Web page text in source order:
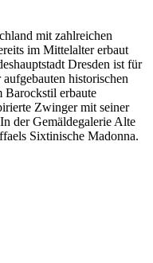
mit zahlreichen
im Mittelalter erbaut
Dresden ist für
historischen
Barockstil erbaute
Zwinger mit seiner
der Gemäldegalerie Alte
Sixtinische Madonna.